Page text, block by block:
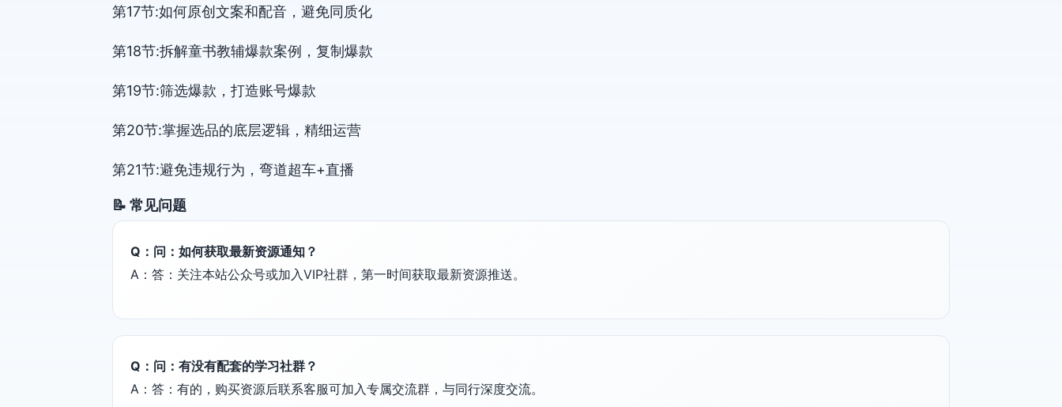
第17节:如何原创文案和配音，避免同质化
第18节:拆解童书教辅爆款案例，复制爆款
第19节:筛选爆款，打造账号爆款
第20节:掌握选品的底层逻辑，精细运营
第21节:避免违规行为，弯道超车+直播
📝 常见问题
Q：问：如何获取最新资源通知？
A：答：关注本站公众号或加入VIP社群，第一时间获取最新资源推送。
Q：问：有没有配套的学习社群？
A：答：有的，购买资源后联系客服可加入专属交流群，与同行深度交流。